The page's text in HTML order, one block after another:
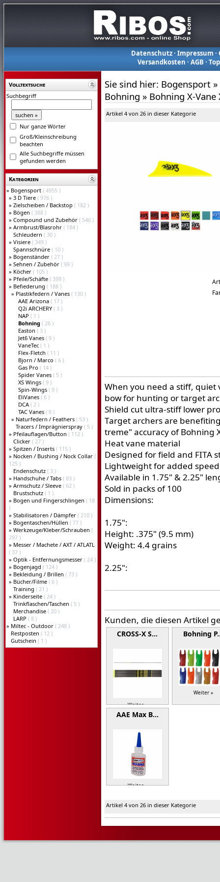
Datenschutz· Impressum ·
Versandkosten ·AGB ·
Volltextsuche
Suchbegriff
Nur ganze Wörter
Groß/Kleinschreibung
beachten
Alle Suchbegriffe müssen
gefunden werden
Kategorien
» Bogensport ( 4955 )
» 3 D Tiere ( 976 )
» Zielscheiben / Backstop ( 182 )
» Bögen ( 388 )
» Compound und Zubehör ( 546 )
» Armbrust/Blasrohr ( 184 )
Schleudern ( 30 )
» Visiere ( 349 )
Spannschnüre ( 10 )
» Bogenständer ( 27 )
» Sehnen / Zubehör ( 99 )
» Köcher ( 105 )
» Pfeile/Schäfte ( 399 )
» Befiederung ( 188 )
» Plastikfedern / Vanes ( 130 )
AAE Arizona ( 17 )
Q2i ARCHERY ( 3 )
NAP ( 1 )
Bohning ( 26 )
Easton ( 3 )
Jet6 Vanes ( 9 )
VaneTec ( 1 )
Flex-Fletch ( 11 )
Bjorn / Marco ( 6 )
Gas Pro ( 14 )
Spider Vanes ( 5 )
XS Wings ( 9 )
Spin-Wings ( 9 )
EliVanes ( 6 )
DCA ( 2 )
TAC Vanes ( 8 )
» Naturfedern / Feathers ( 53 )
Tracers / Imprägnierspray ( 5 )
» Pfeilauflagen/Button ( 112 )
Clicker ( 27 )
» Spitzen / Inserts ( 115 )
» Nocken / Bushing / Nock Collar (
125 )
Endenschutz ( 3 )
» Handschuhe / Tabs ( 83 )
» Armschutz / Sleeve ( 62 )
Brustschutz ( 1 )
» Bogen und Fingerschlingen ( 18
)
» Stabilisatoren / Dämpfer ( 210 )
» Bogentaschen/Hüllen ( 77 )
» Werkzeuge/Kleber/Schrauben (
297 )
» Messer / Machete / AXT / ATLATL
( 37 )
» Optik - Entfernungsmesser ( 24 )
» Bogenjagd ( 124 )
» Bekleidung / Brillen ( 73 )
» Bücher/Filme ( 6 )
Training ( 21 )
» Kinderseite ( 24 )
Trinkflaschen/Taschen ( 5 )
Merchandise ( 20 )
LARP ( 8 )
» Miltec - Outdoor ( 248 )
Restposten ( 12 )
Gutschein ( 1 )
Sie sind hier: Bogensport »
Bohning » Bohning X-
Artikel 4 von 26 in dieser Kategorie
When you need a stiff,
bow for hunting or target
Shield cut ultra-stiff lower
Target archers are
treme" accuracy of Bohning
Heat vane material
Designed for field and FITA
Lightweight for added
Available in 1.75" & 2.25"
Sold in packs of 100
Dimensions:
1.75":
Height: .375" (9.5 mm)
Weight: 4.4 grains
2.25":
Kunden, die diesen Artikel
CROSS-X S…
Weiter »
Bohning
Weiter »
AAE Max B…
Weiter »
Artikel 4 von 26 in dieser Kategorie